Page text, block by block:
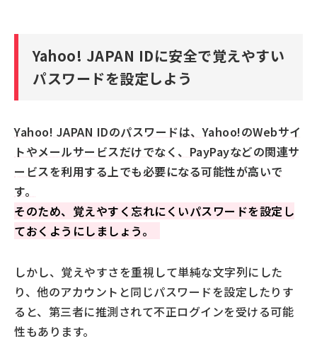
Yahoo! JAPAN IDに安全で覚えやすい
パスワードを設定しよう
Yahoo! JAPAN IDのパスワードは、Yahoo!のWebサイ
トやメールサービスだけでなく、PayPayなどの関連サ
ービスを利用する上でも必要になる可能性が高いで
す。
そのため、覚えやすく忘れにくいパスワードを設定し
ておくようにしましょう。
しかし、覚えやすさを重視して単純な文字列にした
り、他のアカウントと同じパスワードを設定したりす
ると、第三者に推測されて不正ログインを受ける可能
性もあります。